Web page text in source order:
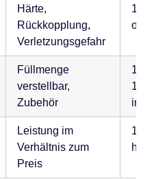
Härte,
Rückkopplung,
Verletzungsgefahr
1 =
Füllmenge
verstellbar,
Zubehör
1 =
10
Leistung im
Verhältnis zum
Preis
1 =